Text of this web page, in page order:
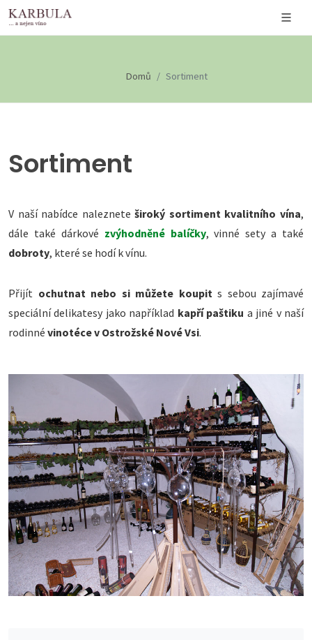
Domů Sortiment
Sortiment
V naší nabídce nalezneteširoký sortiment kvalitního vína,
dále také dárkové zvýhodněné balíčky, vinné sety a také
dobroty, které se hodí k vínu.
Přijít ochutnat nebo si můžete koupits sebou zajímavé
speciální delikatesy jako například kapří paštiku a jiné v naší
rodinné vinotéce v Ostrožské Nové Vsi.